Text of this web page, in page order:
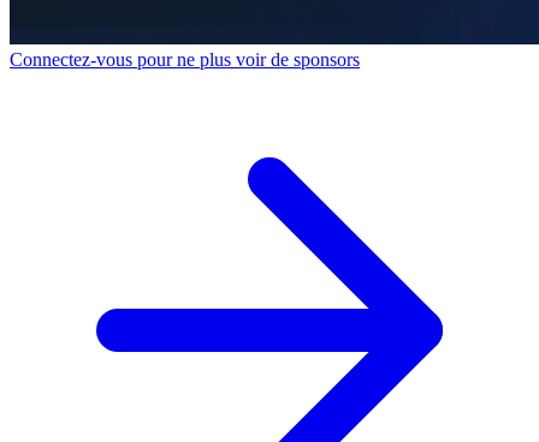
Connectez-vous pour ne plus voir de sponsors